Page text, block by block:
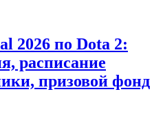
2026 по Dota 2:
расписание
призовой фонд